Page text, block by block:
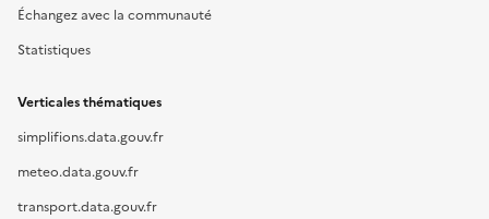
Échangez avec la communauté
Statistiques
Verticales thématiques
simplifions.data.gouv.fr
meteo.data.gouv.fr
transport.data.gouv.fr